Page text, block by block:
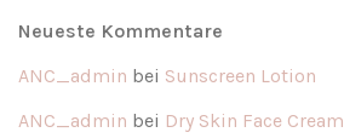
Neueste Kommentare
ANC_admin bei Sunscreen Lotion
ANC_admin bei Dry Skin Face Cream